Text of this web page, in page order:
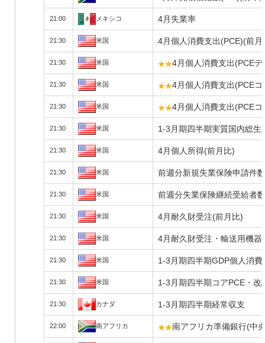
21:00 メキシコ 4月失業率
21:30 米国 4月個人消費支出(PCE)(前
21:30 米国 4月個人消費支出(PCE
21:30 米国 4月個人消費支出(PCE
21:30 米国 4月個人消費支出(PCE
21:30 米国 1-3月期四半期実質国内総
21:30 米国 4月個人所得(前月比)
21:30 米国 前週分新規失業保険申請件
21:30 米国 前週分失業保険継続受給者
21:30 米国 4月耐久財受注(前月比)
21:30 米国 4月耐久財受注・輸送用機
21:30 米国 1-3月期四半期GDP個人消
21:30 米国 1-3月期四半期コアPCE・
21:30 カナダ 1-3月期四半期経常収支
22:00 南アフリカ 南アフリカ準備銀行(中